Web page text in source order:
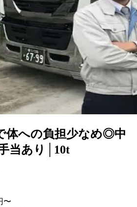
体への負担少なめ◎中
当あり│10t
〜